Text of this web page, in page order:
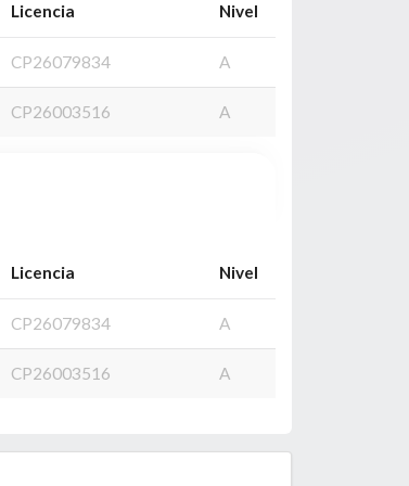
Licencia Nivel
CP26079834 A
CP26003516 A
Licencia Nivel
CP26079834 A
CP26003516 A